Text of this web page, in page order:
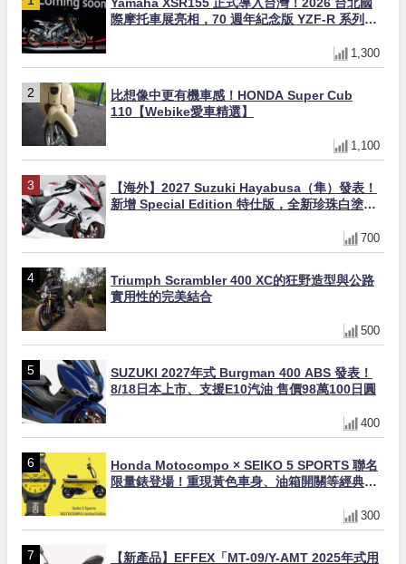
際摩托車展亮相，70 週年紀念版 YZF-R 系列限
1,300
比想像中更有機車感！HONDA Super Cub
110【Webike愛車精選】
1,100
【海外】2027 Suzuki Hayabusa（隼）發表！
新增 Special Edition 特仕版，全新珍珠白塗裝
700
Triumph Scrambler 400 XC的狂野造型與公路
實用性的完美結合
500
SUZUKI 2027年式 Burgman 400 ABS 發表！
8/18日本上市、支援E10汽油 售價98萬100日圓
400
Honda Motocompo × SEIKO 5 SPORTS 聯名
限量錶登場！重現黃色車身、油箱開關等經典設
300
【新產品】EFFEX「MT-09/Y-AMT 2025年式用